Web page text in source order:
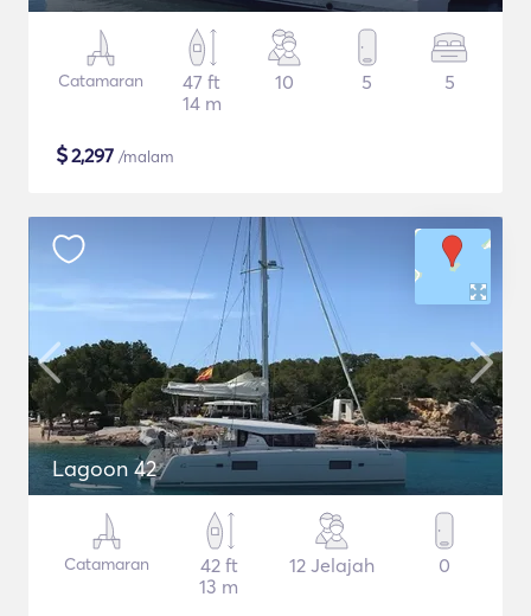
Catamaran
47 ft
14 m
10 5 5
$2,297 /malam
Lagoon 42
Catamaran
42 ft
13 m
12 Jelajah 0